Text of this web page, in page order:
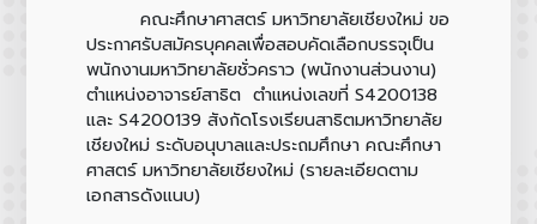
คณะศึกษาศาสตร์ มหาวิทยาลัยเชียงใหม่ ขอ
ประกาศรับสมัครบุคคลเพื่อสอบคัดเลือกบรรจุเป็น
พนักงานมหาวิทยาลัยชั่วคราว (พนักงานส่วนงาน)
ตำแหน่งอาจารย์สาธิต ตำแหน่งเลขที่ S4200138
และ S4200139 สังกัดโรงเรียนสาธิตมหาวิทยาลัย
เชียงใหม่ ระดับอนุบาลและประถมศึกษา คณะศึกษา
ศาสตร์ มหาวิทยาลัยเชียงใหม่ (รายละเอียดตาม
เอกสารดังแนบ)